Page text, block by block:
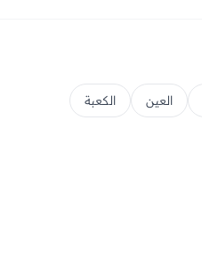
العين الكعبة